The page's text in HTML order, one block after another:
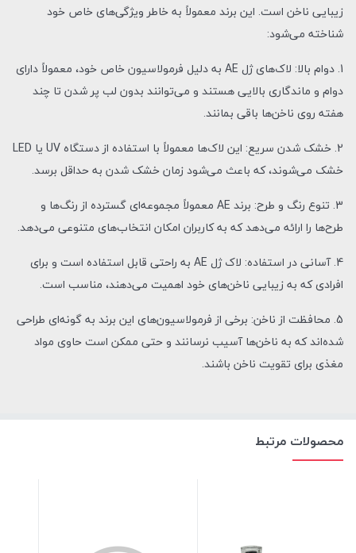
زیبایی ناخن است. این برند معمولاً به خاطر ویژگی‌های خاص خود
شناخته می‌شود:
1. دوام بالا: لاک‌های ژل AE به دلیل فرمولاسیون خاص خود، معمولاً دارای
دوام و ماندگاری بالایی هستند و می‌توانند بدون لب پر شدن تا چند
هفته روی ناخن‌ها باقی بمانند.
2. خشک شدن سریع: این لاک‌ها معمولاً با استفاده از دستگاه UV یا LED
خشک می‌شوند، که باعث می‌شود زمان خشک شدن به حداقل برسد.
3. تنوع رنگ و طرح: برند AE معمولاً مجموعه‌ای گسترده از رنگ‌ها و
طرح‌ها را ارائه می‌دهد که به کاربران امکان انتخاب‌های متنوعی می‌دهد.
4. آسانی در استفاده: لاک ژل AE به راحتی قابل استفاده است و برای
افرادی که به زیبایی ناخن‌های خود اهمیت می‌دهند، مناسب است.
5. محافظت از ناخن: برخی از فرمولاسیون‌های این برند به گونه‌ای طراحی
شده‌اند که به ناخن‌ها آسیب نرسانند و حتی ممکن است حاوی مواد
مغذی برای تقویت ناخن باشند.
محصولات مرتبط